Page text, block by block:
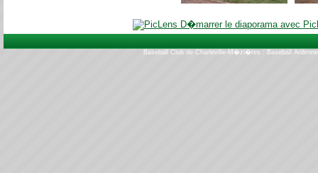
D�marrer le diaporama avec
Baseball Club de Charleville-M�zi�res : Baseball